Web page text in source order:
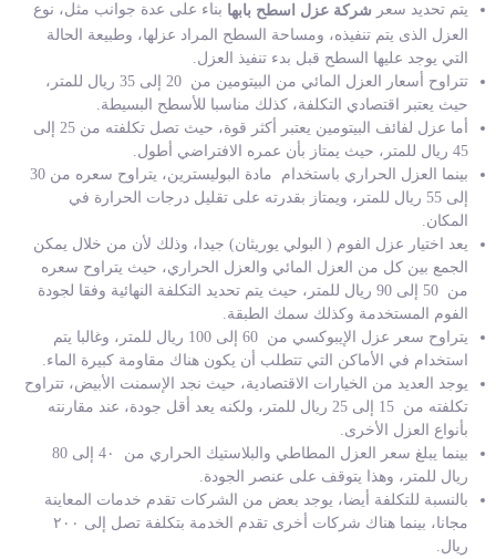
يتم تحديد سعر شركة عزل اسطح بابها بناء على عدة جوانب مثل، نوع
العزل الذى يتم تنفيذه، ومساحة السطح المراد عزلها، وطبيعة الحالة
التي يوجد عليها السطح قبل بدء تنفيذ العزل.
تتراوح أسعار العزل المائي من البيتومين من 20 إلى 35 ريال للمتر،
حيث يعتبر اقتصادي التكلفة، كذلك مناسبا للأسطح البسيطة.
أما عزل لفائف البيتومين يعتبر أكثر قوة، حيث تصل تكلفته من 25 إلى
45 ريال للمتر، حيث يمتاز بأن عمره الافتراضي أطول.
بينما العزل الحراري باستخدام مادة البوليسترين، يتراوح سعره من 30
إلى 55 ريال للمتر، ويمتاز بقدرته على تقليل درجات الحرارة في
المكان.
يعد اختيار عزل الفوم ( البولي يوريثان) جيدا، وذلك لأن من خلال يمكن
الجمع بين كل من العزل المائي والعزل الحراري، حيث يتراوح سعره
من 50 إلى 90 ريال للمتر، حيث يتم تحديد التكلفة النهائية وفقا لجودة
الفوم المستخدمة وكذلك سمك الطبقة.
يتراوح سعر عزل الإيبوكسي من 60 إلى 100 ريال للمتر، وغالبا يتم
استخدام في الأماكن التي تتطلب أن يكون هناك مقاومة كبيرة الماء.
يوجد العديد من الخيارات الاقتصادية، حيث نجد الإسمنت الأبيض، تتراوح
تكلفته من 15 إلى 25 ريال للمتر، ولكنه يعد أقل جودة، عند مقارنته
بأنواع العزل الأخرى.
بينما يبلغ سعر العزل المطاطي والبلاستيك الحراري من 4٠ إلى 80
ريال للمتر، وهذا يتوقف على عنصر الجودة.
بالنسبة للتكلفة أيضا، يوجد بعض من الشركات تقدم خدمات المعاينة
مجانا، بينما هناك شركات أخرى تقدم الخدمة بتكلفة تصل إلى ٢٠٠
ريال.